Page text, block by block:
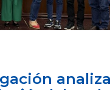
analiza